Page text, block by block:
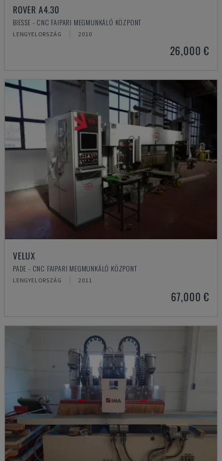
ROVER A4.30
BIESSE - CNC FAIPARI MEGMUNKÁLÓ KÖZPONT
LENGYELORSZÁG 2010
26,000 €
VELUX
PADE - CNC FAIPARI MEGMUNKÁLÓ KÖZPONT
LENGYELORSZÁG 2011
67,000 €